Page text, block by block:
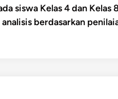
siswa Kelas 4 dan Kelas
analisis berdasarkan